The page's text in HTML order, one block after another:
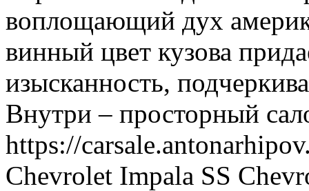
воплощающий дух
винный цвет кузова
изысканность,
Внутри – просторный
https://
Chevrolet Impala SS